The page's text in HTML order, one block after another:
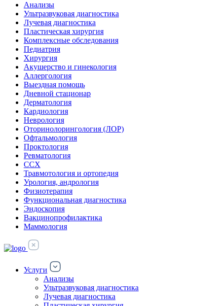
Анализы
Ультразвуковая диагностика
Лучевая диагностика
Пластическая хирургия
Комплексные обследования
Педиатрия
Хирургия
Акушерство и гинекология
Аллергология
Выездная помощь
Дневной стационар
Дерматология
Кардиология
Неврология
Оторинолорингология (ЛОР)
Офтальмология
Проктология
Ревматология
ССХ
Травмотология и ортопедия
Урология, андрология
Физиотерапия
Функциональная диагностика
Эндоскопия
Вакцинопрофилактика
Маммология
Услуги
Анализы
Ультразвуковая диагностика
Лучевая диагностика